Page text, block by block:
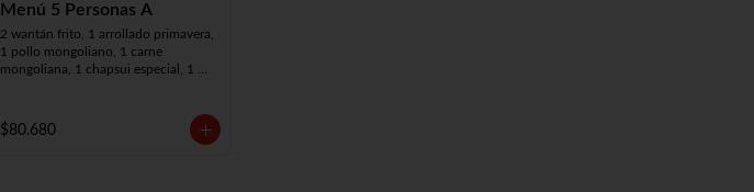
Menú 5 Personas A
2 wantán frito, 1 arrollado primavera,
1 pollo mongoliano, 1 carne
mongoliana, 1 chapsui especial, 1
$80.680